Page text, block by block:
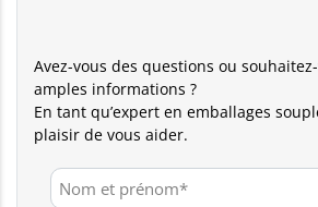
Avez-vous des questions ou
amples informations ?
En tant qu’expert en emballages
plaisir de vous aider.